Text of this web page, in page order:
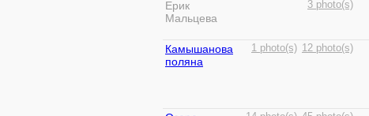
Ерик
Мальцева
3 photo(s)
Камышанова
поляна
1 photo(s) 12 photo(s)